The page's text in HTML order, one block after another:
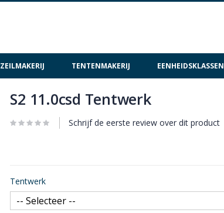
ZEILMAKERIJ TENTENMAKERIJ EENHEIDSKLASSEN
naar
het
gallerij
S2 11.0csd Tentwerk
Schrijf de eerste review over dit product
Tentwerk